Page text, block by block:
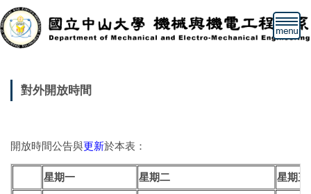
跳
到
主
區
對外開放時間
開放時間公告與更新於本表：
星期一 星期二 星期三